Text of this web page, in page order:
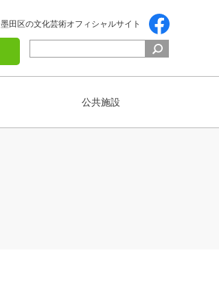
墨田区の文化芸術オフィシャルサイト
公共施設